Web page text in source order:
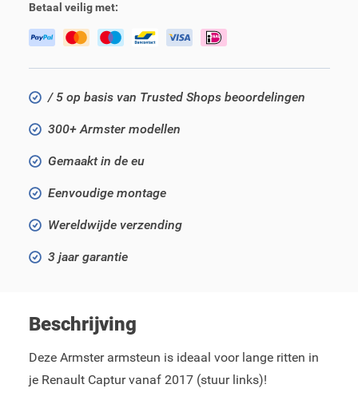
Betaal veilig met:
/ 5 op basis van Trusted Shops beoordelingen
300+ Armster modellen
Gemaakt in de eu
Eenvoudige montage
Wereldwijde verzending
3 jaar garantie
Beschrijving
Deze Armster armsteun is ideaal voor lange ritten in
je Renault Captur vanaf 2017 (stuur links)!